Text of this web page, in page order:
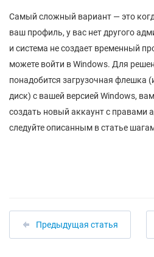
Самый сложный вариант — это
ваш профиль, у вас нет другого
и система не создает временный
можете войти в Windows. Для
понадобится загрузочная флешка
диск) с вашей версией Windows,
создать новый аккаунт с правами
следуйте описанным в статье
Предыдущая статья